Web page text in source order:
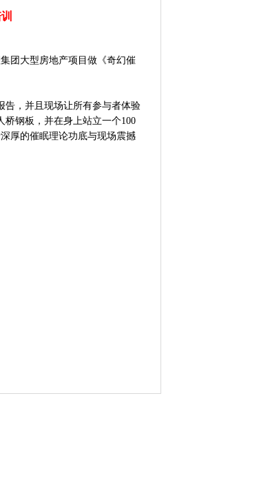
团大型房地产项目做《奇幻催
告，并且现场让所有参与者体验
钢板，并在身上站立一个100
厚的催眠理论功底与现场震撼